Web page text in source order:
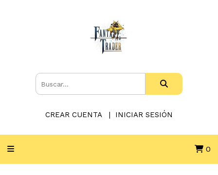
CREAR CUENTA INICIAR SESIÓN
0